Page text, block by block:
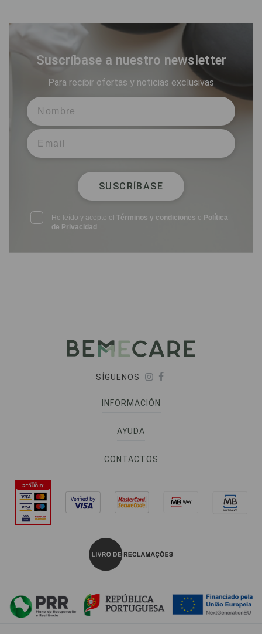
Suscríbase a nuestro newsletter
Para recibir ofertas y noticias exclusivas
SUSCRÍBASE
He leído y acepto elTérminos y condiciones e Política
de Privacidad
SÍGUENOS
INFORMACIÓN
AYUDA
CONTACTOS